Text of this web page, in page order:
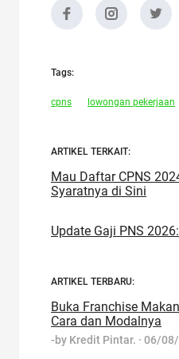
Tags:
cpns lowongan pekerjaan
ARTIKEL TERKAIT:
Mau Daftar CPNS
Syaratnya di Sini
Update Gaji PNS
ARTIKEL TERBARU:
Buka Franchise
Cara dan Modalnya
-by Kredit Pintar. · 06/